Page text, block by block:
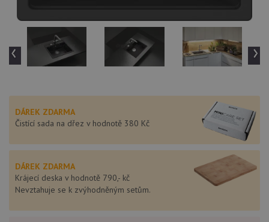
‹ ›
DÁREK ZDARMA
Čistící sada na dřez v hodnotě 380 Kč
DÁREK ZDARMA
Krájecí deska v hodnotě 790,- kč
Nevztahuje se k zvýhodněným setům.